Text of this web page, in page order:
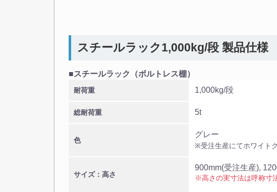
スチールラック1,000kg/段 製品仕様
■スチールラック（ボルトレス棚）
耐荷重 1,000kg/段
総耐荷重 5t
色
グレー
※受注生産にてホワイト
サイズ：高さ
900mm(受注生産),
※高さの実寸法は呼称寸